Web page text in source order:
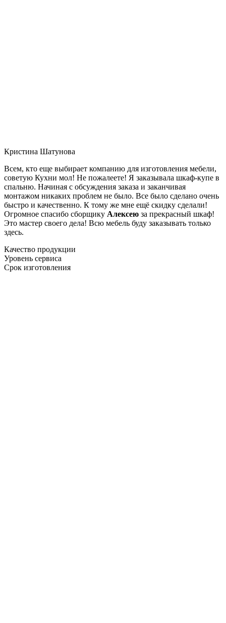
Кристина Шатунова
Всем, кто еще выбирает компанию для изготовления мебели,
советую Кухни мол! Не пожалеете! Я заказывала шкаф-купе в
спальню. Начиная с обсуждения заказа и заканчивая
монтажом никаких проблем не было. Все было сделано очень
быстро и качественно. К тому же мне ещё скидку сделали!
Огромное спасибо сборщику Алексею за прекрасный шкаф!
Это мастер своего дела! Всю мебель буду заказывать только
здесь.
Качество продукции
Уровень сервиса
Срок изготовления